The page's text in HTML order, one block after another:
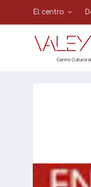
El centro